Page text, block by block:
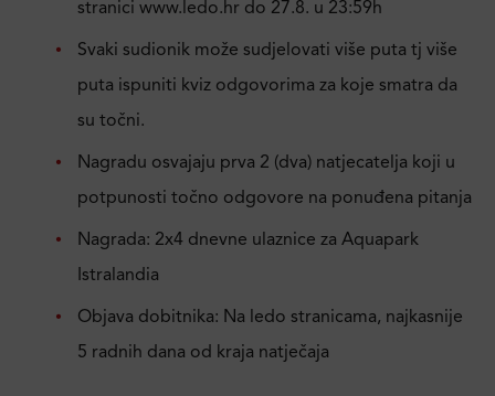
stranici www.ledo.hr do 27.8. u 23:59h
Svaki sudionik može sudjelovati više puta tj više
puta ispuniti kviz odgovorima za koje smatra da
su točni.
Nagradu osvajaju prva 2 (dva) natjecatelja koji u
potpunosti točno odgovore na ponuđena pitanja
Nagrada: 2x4 dnevne ulaznice za Aquapark
Istralandia
Objava dobitnika: Na ledo stranicama, najkasnije
5 radnih dana od kraja natječaja